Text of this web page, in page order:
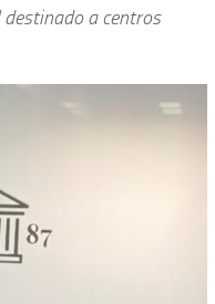
a centros